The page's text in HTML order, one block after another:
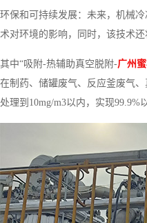
环保和可持续发展：未来，机械
术对环境的影响，同时，该技术
其中“吸附-热辅助真空脱附-广州
在制药、储罐废气、反应釜废气
处理到10mg/m3以内，实现99.9%